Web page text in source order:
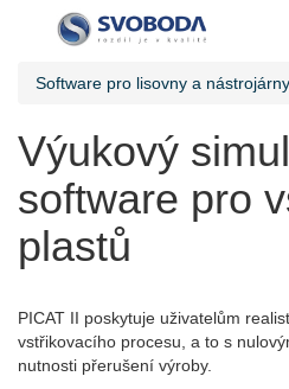
Software pro lisovny a nástrojárny
Výukový
software pro
plastů
PICAT II poskytuje uživatelům
vstřikovacího procesu, a to s
nutnosti přerušení výroby.